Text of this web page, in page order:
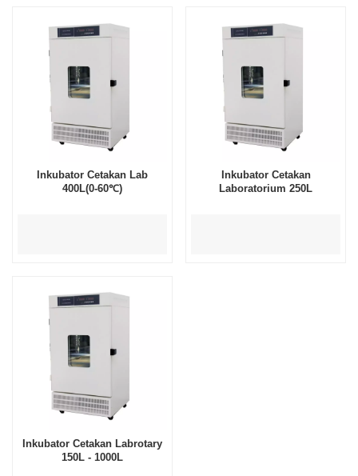
Inkubator Cetakan Lab
400L(0-60℃)
Inkubator Cetakan
Laboratorium 250L
Inkubator Cetakan Labrotary
150L - 1000L